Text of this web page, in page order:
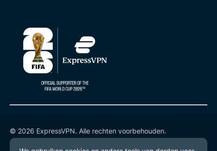
© 2026 ExpressVPN. Alle rechten voorbehouden.
Privacybeleid